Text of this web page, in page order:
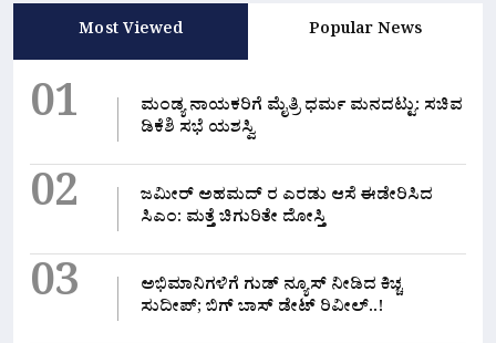
Most Viewed Popular News
01
ಮಂಡ್ಯ ನಾಯಕರಿಗೆ ಮೈತ್ರಿ ಧರ್ಮ ಮನದಟ್ಟು: ಸಚಿವ
ಡಿಕೆಶಿ ಸಭೆ ಯಶಸ್ವಿ
02
ಜಮೀರ್ ಅಹಮದ್ ರ ಎರಡು ಆಸೆ ಈಡೇರಿಸಿದ
ಸಿಎಂ: ಮತ್ತೆ ಚಿಗುರಿತೇ ದೋಸ್ತಿ
03
ಅಭಿಮಾನಿಗಳಿಗೆ ಗುಡ್ ನ್ಯೂಸ್ ನೀಡಿದ ಕಿಚ್ಚ
ಸುದೀಪ್; ಬಿಗ್ ಬಾಸ್ ಡೇಟ್ ರಿವೀಲ್..!